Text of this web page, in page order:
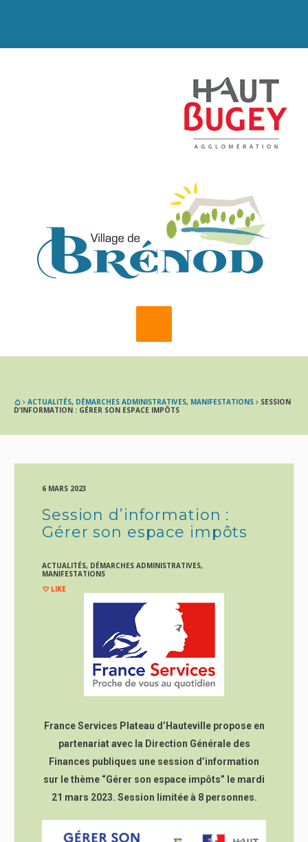
ACTUALITÉS, DÉMARCHES ADMINISTRATIVES, MANIFESTATIONS
SESSION
D’INFORMATION : GÉRER SON ESPACE IMPÔTS
6 MARS 2023
Session d’information :
Gérer son espace impôts
ACTUALITÉS, DÉMARCHES ADMINISTRATIVES,
MANIFESTATIONS
LIKE
France Services Plateau d’Hauteville propose en
partenariat avec la Direction Générale des
Finances publiques une session d’information
sur le thème “Gérer son espace impôts” le mardi
21 mars 2023. Session limitée à 8 personnes.